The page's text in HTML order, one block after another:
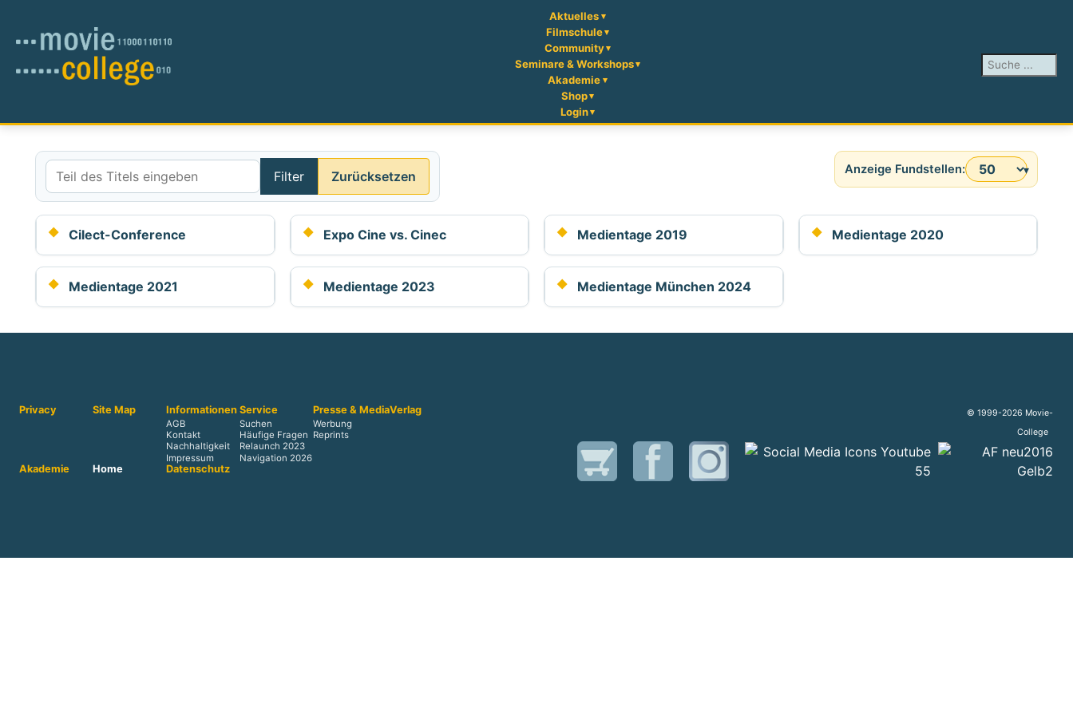
Aktuelles
Filmschule
Community
Seminare & Workshops
Akademie
Shop
Login
Suchen ...
Teil des Titels eingeben
Filter Zurücksetzen Anzeige #
Cilect-Conference Expo Cine vs. Cinec Medientage 2019 Medientage 2020
Medientage 2021 Medientage 2023 Medientage München 2024
Privacy Site Map Informationen
AGB
Kontakt
Nachhaltigkeit
Impressum
Service
Suchen
Häufige Fragen
Relaunch 2023
Navigation 2026
Presse & Media
Werbung
Reprints
Verlag
Akademie Home Datenschutz
© 1999-2026 Movie-
College